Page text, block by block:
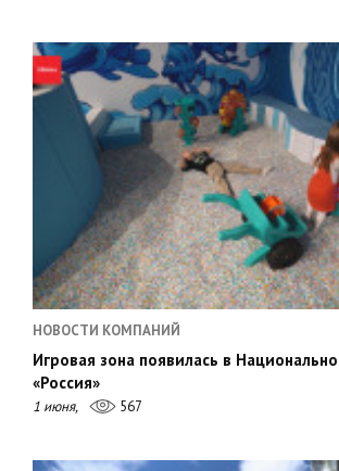
НОВОСТИ КОМПАНИЙ
Игровая зона появилась в
«Россия»
1 июня, 567